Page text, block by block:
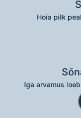
Hoia pilk
Iga arvamus